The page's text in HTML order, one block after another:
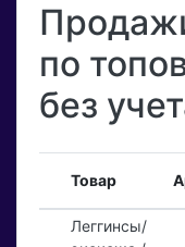
по
без
Товар
Леггинсы/